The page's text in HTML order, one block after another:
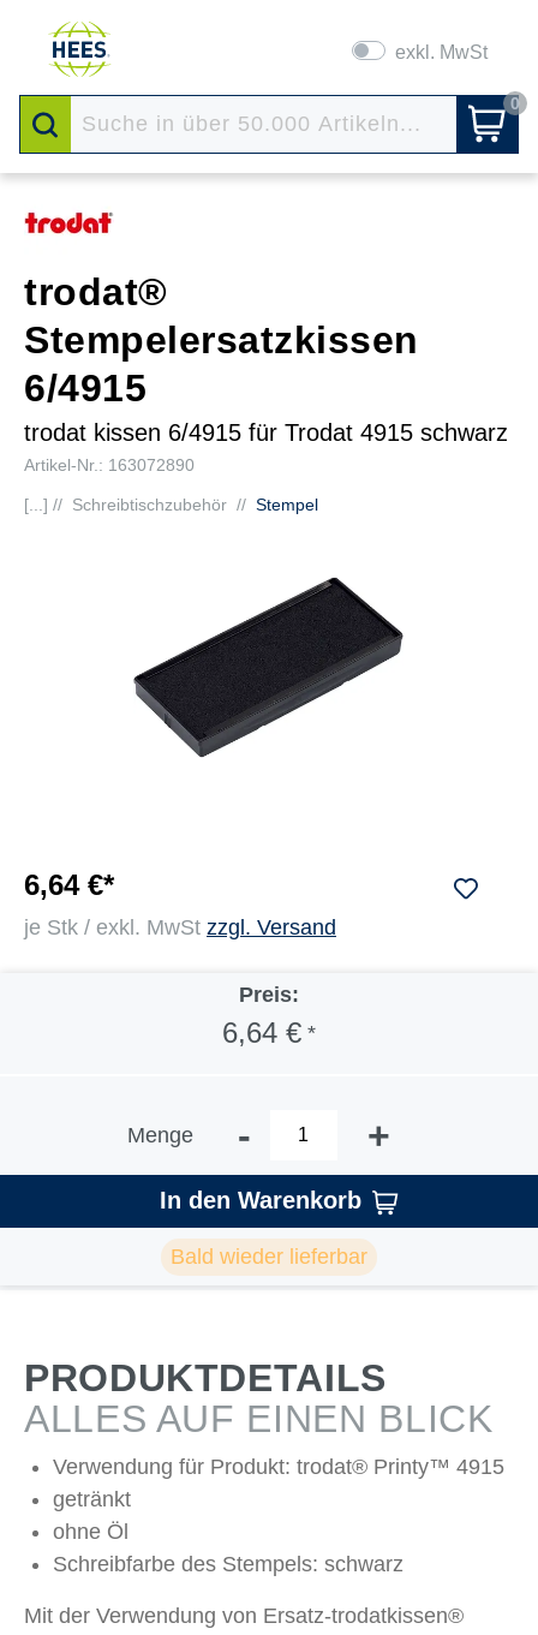
exkl. MwSt
0
trodat®
Stempelersatzkissen
6/4915
trodat kissen 6/4915 für Trodat 4915 schwarz
Artikel-Nr.: 163072890
[...] // Schreibtischzubehör // Stempel
6,64 €*
je Stk / exkl. MwSt zzgl. Versand
Preis:
6,64 € *
Menge - +
In den Warenkorb
Bald wieder lieferbar
PRODUKTDETAILS
ALLES AUF EINEN BLICK
Verwendung für Produkt: trodat® Printy™ 4915
getränkt
ohne Öl
Schreibfarbe des Stempels: schwarz
Mit der Verwendung von Ersatz-trodatkissen®